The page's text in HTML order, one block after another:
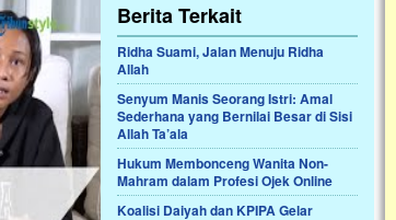
Berita Terkait
Ridha Suami, Jalan Menuju Ridha
Allah
Senyum Manis Seorang Istri: Amal
Sederhana yang Bernilai Besar di Sisi
Allah Ta’ala
Hukum Membonceng Wanita Non-
Mahram dalam Profesi Ojek Online
Koalisi Daiyah dan KPIPA Gelar
Palestina Masih Berduka, Ayo Ulurkan
Tangan Bantu Mereka
Sahabat, Ulurtangan mari kirimkan dukungan
terbaikmu untuk warga Palestina di Gaza demi
menguatkan mereka menghadapi situasi
mencekam ini. Mari dukung mereka dengan
berdonasi dengan cara:...